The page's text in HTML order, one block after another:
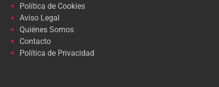
Política de Cookies
Aviso Legal
Quiénes Somos
Contacto
Política de Privacidad